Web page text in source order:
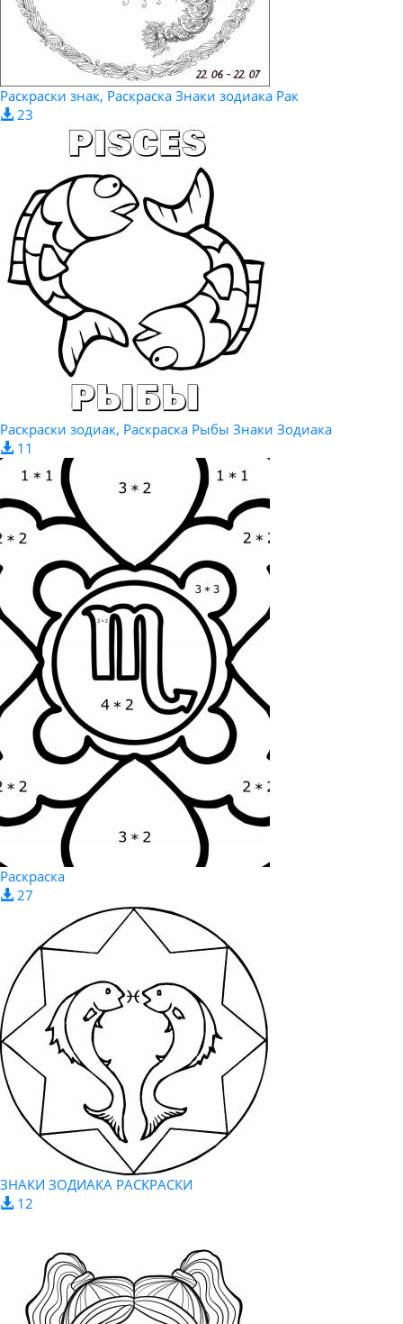
Раскраски знак, Раскраска Знаки зодиака Рак
23
Раскраски зодиак, Раскраска Рыбы Знаки Зодиака
11
Раскраска
27
ЗНАКИ ЗОДИАКА РАСКРАСКИ
12